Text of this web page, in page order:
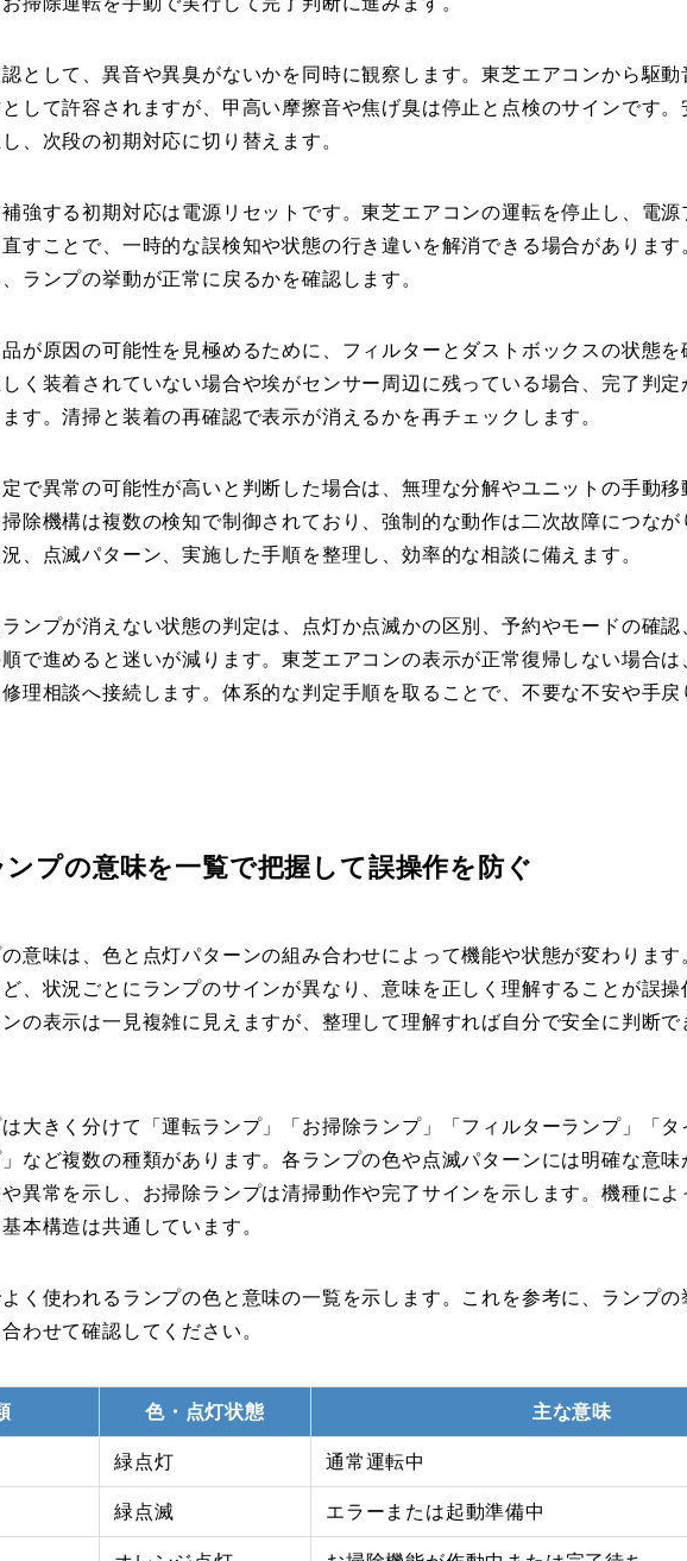
として、異音や異臭がないかを同時に観察します。東芝エアコンから駆動
して許容されますが、甲高い摩擦音や焦げ臭は停止と点検のサインです。
、次段の初期対応に切り替えます。
強する初期対応は電源リセットです。東芝エアコンの運転を停止し、電源
すことで、一時的な誤検知や状態の行き違いを解消できる場合があります
ランプの挙動が正常に戻るかを確認します。
が原因の可能性を見極めるために、フィルターとダストボックスの状態を
く装着されていない場合や埃がセンサー周辺に残っている場合、完了判定
す。清掃と装着の再確認で表示が消えるかを再チェックします。
で異常の可能性が高いと判断した場合は、無理な分解やユニットの手動移
除機構は複数の検知で制御されており、強制的な動作は二次故障につな
、点滅パターン、実施した手順を整理し、効率的な相談に備えます。
ンプが消えない状態の判定は、点灯か点滅かの区別、予約やモードの確認
順で進めると迷いが減ります。東芝エアコンの表示が正常復帰しない場合
理相談へ接続します。体系的な判定手順を取ることで、不要な不安や手戻
プの意味を一覧で把握して誤操作を防ぐ
意味は、色と点灯パターンの組み合わせによって機能や状態が変わります
、状況ごとにランプのサインが異なり、意味を正しく理解することが誤操
の表示は一見複雑に見えますが、整理して理解すれば自分で安全に判断で
大きく分けて「運転ランプ」「お掃除ランプ」「フィルターランプ」「タ
」など複数の種類があります。各ランプの色や点滅パターンには明確な意
異常を示し、お掃除ランプは清掃動作や完了サインを示します。機種によ
本構造は共通しています。
く使われるランプの色と意味の一覧を示します。これを参考に、ランプの
わせて確認してください。
色・点灯状態 主な意味
緑点灯 通常運転中
緑点滅 エラーまたは起動準備中